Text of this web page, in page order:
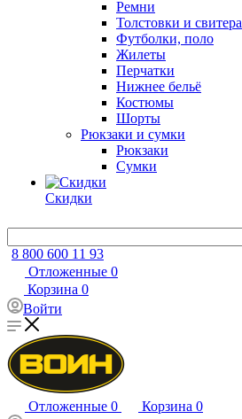
Ремни
Толстовки и свитера
Футболки, поло
Жилеты
Перчатки
Нижнее бельё
Костюмы
Шорты
Рюкзаки и сумки
Рюкзаки
Сумки
Скидки
8 800 600 11 93
Отложенные 0
Корзина 0
Войти
Отложенные 0 Корзина 0